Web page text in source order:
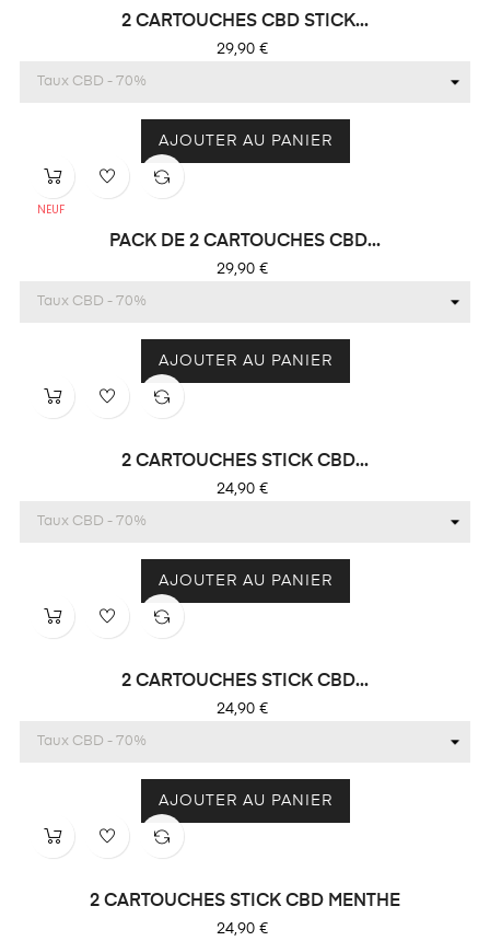
2 CARTOUCHES CBD STICK...
Prix
29,90 €
AJOUTER AU PANIER
NEUF
PACK DE 2 CARTOUCHES CBD...
Prix
29,90 €
AJOUTER AU PANIER
2 CARTOUCHES STICK CBD...
Prix
24,90 €
AJOUTER AU PANIER
2 CARTOUCHES STICK CBD...
Prix
24,90 €
AJOUTER AU PANIER
2 CARTOUCHES STICK CBD MENTHE
Prix
24,90 €